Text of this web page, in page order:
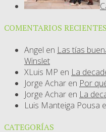
COMENTARIOS RECIENTES
Angel en Las tías
Winslet
XLuis MP en La
Jorge Achar en Por
Jorge Achar en La
Luis Manteiga Pousa
CATEGORÍAS